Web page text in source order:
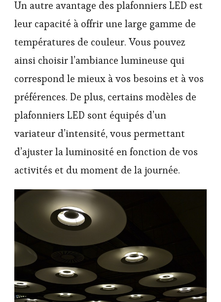
Un autre avantage des plafonniers LED est
leur capacité à offrir une large gamme de
températures de couleur. Vous pouvez
ainsi choisir l’ambiance lumineuse qui
correspond le mieux à vos besoins et à vos
préférences. De plus, certains modèles de
plafonniers LED sont équipés d’un
variateur d’intensité, vous permettant
d’ajuster la luminosité en fonction de vos
activités et du moment de la journée.